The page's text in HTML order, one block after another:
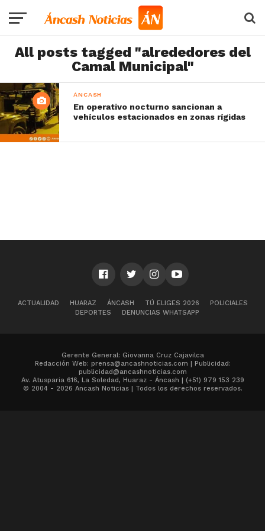
All posts tagged "alrededores del
Camal Municipal"
ÁNCASH
En operativo nocturno sancionan a
vehículos estacionados en zonas rígidas
ACTUALIDAD HUARAZ ÁNCASH TÚ ELIGES 2026
POLICIALES
DEPORTES
DENUNCIAS WHATSAPP
Gerente General: Giovanna Cruz Cajavilca
Redacción Web: prensa@ancashnoticias.com | Publicidad:
publicidad@ancashnoticias.com
Av. Atusparia 616, La Soledad, Huaraz - Áncash | (+51) 979 153 239
© 2004 - 2026 Ancash Noticias | Todos los derechos reservados.